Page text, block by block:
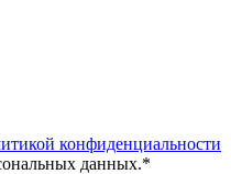
конфиденциальности
данных.*